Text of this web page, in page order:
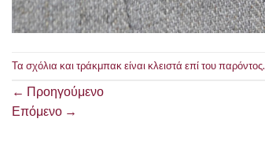
Τα σχόλια και τράκμπακ είναι κλειστά επί του παρόντος.
← Προηγούμενο
Επόμενο →